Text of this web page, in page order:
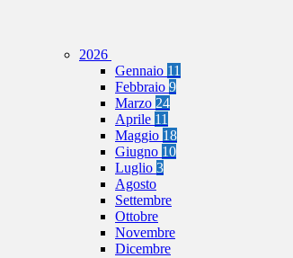
2026
Gennaio 11
Febbraio 9
Marzo 24
Aprile 11
Maggio 18
Giugno 10
Luglio 3
Agosto
Settembre
Ottobre
Novembre
Dicembre